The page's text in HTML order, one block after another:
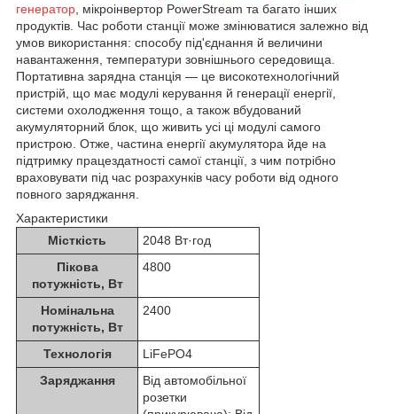
генератор , мікроінвертор PowerStream та багато інших
продуктів. Час роботи станції може змінюватися залежно від
умов використання: способу під'єднання й величини
навантаження, температури зовнішнього середовища.
Портативна зарядна станція — це високотехнологічний
пристрій, що має модулі керування й генерації енергії,
системи охолодження тощо, а також вбудований
акумуляторний блок, що живить усі ці модулі самого
пристрою. Отже, частина енергії акумулятора йде на
підтримку працездатності самої станції, з чим потрібно
враховувати під час розрахунків часу роботи від одного
повного заряджання.
Характеристики
Місткість
2048 Вт·год
Пікова
потужність, Вт
4800
Номінальна
потужність, Вт
2400
Технологія
LiFePO4
Заряджання
Від автомобільної
розетки